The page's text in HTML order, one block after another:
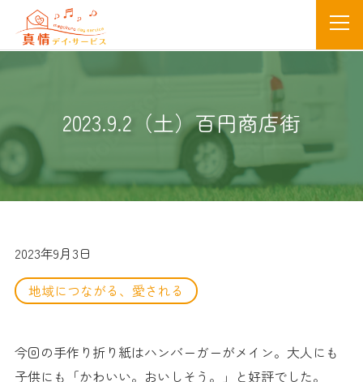
2023.9.2（土）百円商店街
2023年9月3日
地域につながる、愛される
今回の手作り折り紙はハンバーガーがメイン。大人にも
子供にも「かわいい。おいしそう。」と好評でした。